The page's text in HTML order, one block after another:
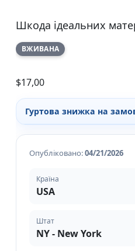
Шкода ідеальних
ВЖИВАНА
$17,00
Гуртова знижка на
Опубліковано:04/21/2026
Країна
USA
Штат
NY - New York